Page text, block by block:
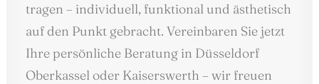
tragen – individuell, funktional und ästhetisch
auf den Punkt gebracht. Vereinbaren Sie jetzt
Ihre persönliche Beratung in Düsseldorf
Oberkassel oder Kaiserswerth – wir freuen